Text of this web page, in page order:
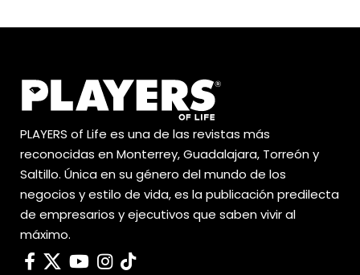
PLAYERS of Life es una de las revistas más
reconocidas en Monterrey, Guadalajara, Torreón y
Saltillo. Única en su género del mundo de los
negocios y estilo de vida, es la publicación predilecta
de empresarios y ejecutivos que saben vivir al
máximo.